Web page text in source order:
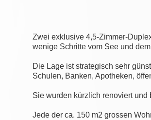
Zwei exklusive 4,5-Zimmer-
wenige Schritte vom See und
Die Lage ist strategisch sehr
Schulen, Banken, Apotheken,
Sie wurden kürzlich renoviert
Jede der ca. 150 m2 grossen